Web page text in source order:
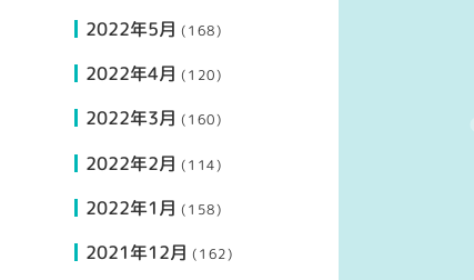
2022年5月 (168)
2022年4月 (120)
2022年3月 (160)
2022年2月 (114)
2022年1月 (158)
2021年12月 (162)